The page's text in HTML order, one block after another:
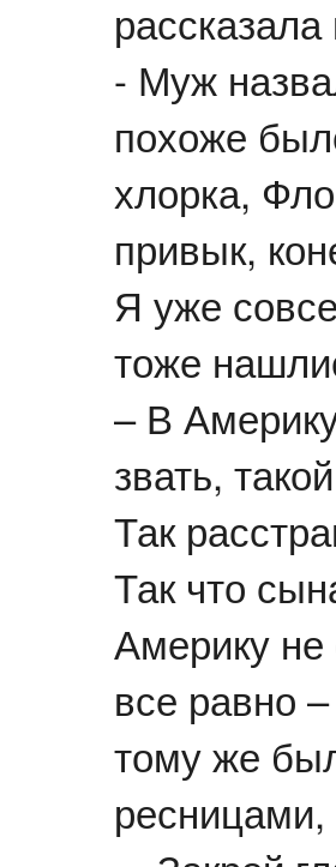
- Муж
похоже
хлорка,
привык,
Я уже
тоже
– В
звать,
Так
Так что
Америку
все равно
тому же